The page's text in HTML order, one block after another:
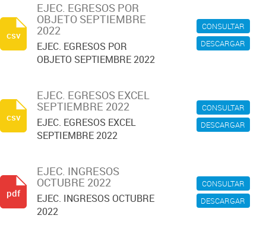
CONSULTAR
DESCARGAR
EJEC. EGRESOS POR
OBJETO SEPTIEMBRE
2022
EJEC. EGRESOS POR
OBJETO SEPTIEMBRE 2022
csv
CONSULTAR
DESCARGAR
EJEC. EGRESOS EXCEL
SEPTIEMBRE 2022
EJEC. EGRESOS EXCEL
SEPTIEMBRE 2022
csv
CONSULTAR
DESCARGAR
EJEC. INGRESOS
OCTUBRE 2022
EJEC. INGRESOS OCTUBRE
2022
pdf